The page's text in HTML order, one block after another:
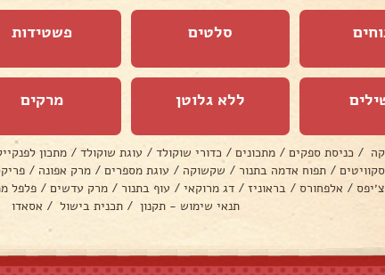
סלטים פשטידות
ללא גלוטן מרקים
/ כניסת ספקים / מתכונים / כדורי שוקולד / עוגת שוקולד / מתכון
/ תפוח אדמה בתנור / שקשוקה / עוגת מספרים / מרק אפונה /
/ אלפחורס / בראוניז / דג מרוקאי / עוף בתנור / מרק עדשים / פלפל
תנאי שימוש - תקנון / תכנית בישול / אסאדו